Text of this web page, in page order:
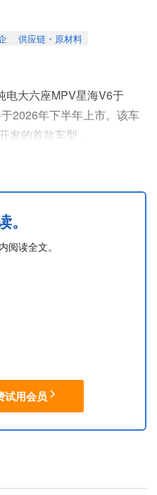
供应链・原材料
电大六座MPV星海V6于
2026年下半年上市。该车
发的首款车型。
六座布局，第三排座椅
全场景辅助驾驶能力和全
阅读全文。
试用会员